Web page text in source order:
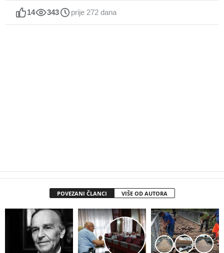
14 343 prije 272 dana
POVEZANI ČLANCI VIŠE OD AUTORA